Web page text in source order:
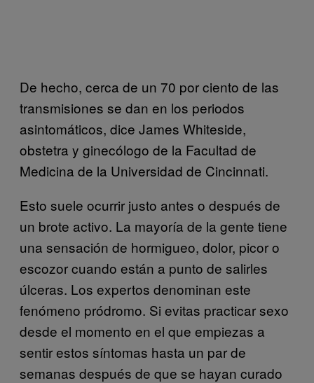
De hecho, cerca de un 70 por ciento de las
transmisiones se dan en los periodos
asintomáticos, dice James Whiteside,
obstetra y ginecólogo de la Facultad de
Medicina de la Universidad de Cincinnati.
Esto suele ocurrir justo antes o después de
un brote activo. La mayoría de la gente tiene
una sensación de hormigueo, dolor, picor o
escozor cuando están a punto de salirles
úlceras. Los expertos denominan este
fenómeno pródromo. Si evitas practicar sexo
desde el momento en el que empiezas a
sentir estos síntomas hasta un par de
semanas después de que se hayan curado